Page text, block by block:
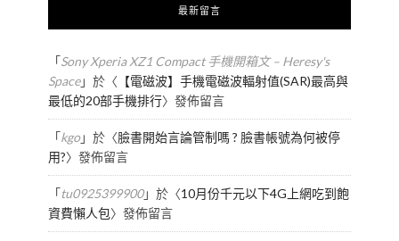
最新留言
「Sony Xperia XZ1 Compact 手機開箱文 – Heresy's
Space」於〈 【電磁波】手機電磁波輻射值(SAR)最高與
最低的20部手機排行〉發佈留言
「kgo」於〈臉書開始言論管制嗎 ? 臉書帳號為何被停
用?〉發佈留言
「tu0925399900」於〈10月份千元以下4G上網吃到飽
資費懶人包〉發佈留言